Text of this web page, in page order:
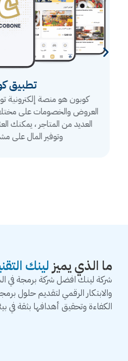
تطبيق
كوبون هو منصة إلكترونية
العروض والخصومات على
العديد من المتاجر ، يمكنك
وتوفير المال على
ما الذي يميز لينك
شركة لينك افضل شركة برمجة في
والابتكار الرقمي لتقديم حلول
الكفاءة وتحقيق أهدافها بثقة في